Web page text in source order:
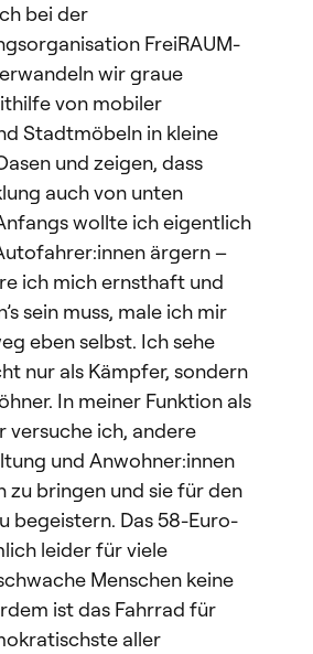
bei der
FreiRAUM-
wir graue
von mobiler
Stadtmöbeln in kleine
und zeigen, dass
auch von unten
wollte ich eigentlich
ärgern –
ich mich ernsthaft und
sein muss, male ich mir
eben selbst. Ich sehe
nur als Kämpfer, sondern
In meiner Funktion als
versuche ich, andere
und Anwohner:innen
zu bringen und sie für den
begeistern. Das 58-Euro-
leider für viele
Menschen keine
ist das Fahrrad für
aller